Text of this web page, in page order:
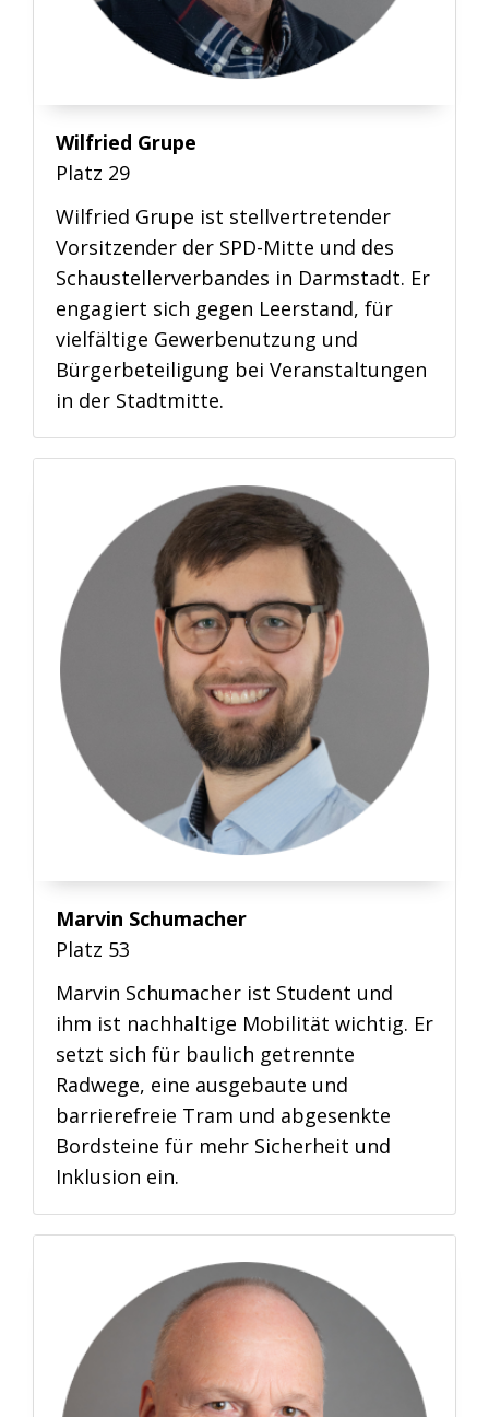
Wilfried Grupe
Platz 29
Wilfried Grupe ist stellvertretender
Vorsitzender der SPD-Mitte und des
Schaustellerverbandes in Darmstadt. Er
engagiert sich gegen Leerstand, für
vielfältige Gewerbenutzung und
Bürgerbeteiligung bei Veranstaltungen
in der Stadtmitte.
Marvin Schumacher
Platz 53
Marvin Schumacher ist Student und
ihm ist nachhaltige Mobilität wichtig. Er
setzt sich für baulich getrennte
Radwege, eine ausgebaute und
barrierefreie Tram und abgesenkte
Bordsteine für mehr Sicherheit und
Inklusion ein.